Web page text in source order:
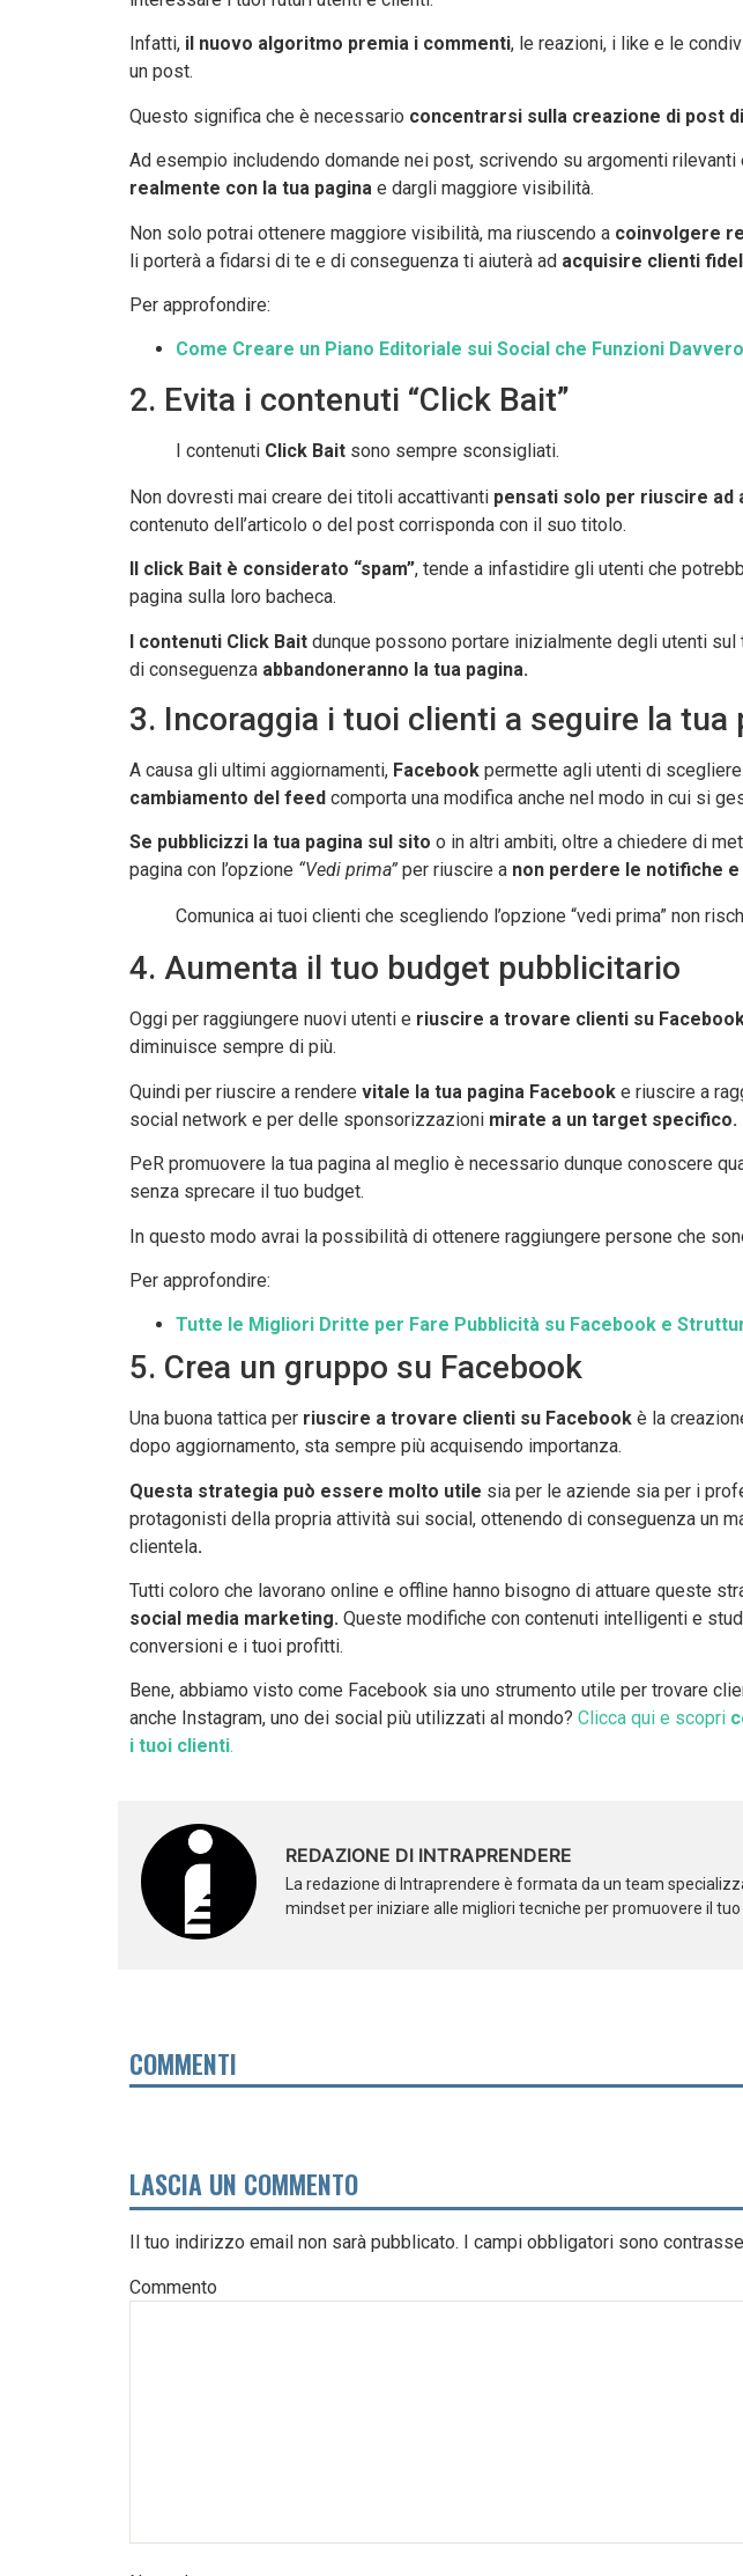
Infatti, il nuovo algoritmo premia i commenti, le reazioni, i like e le
un post.
Questo significa che è necessario concentrarsi sulla creazione di post
Ad esempio includendo domande nei post, scrivendo su argomenti rilevanti
realmente con la tua pagina e dargli maggiore visibilità.
Non solo potrai ottenere maggiore visibilità, ma riuscendo a coinvolgere
li porterà a fidarsi di te e di conseguenza ti aiuterà ad acquisire clienti
Per approfondire:
Come Creare un Piano Editoriale sui Social che Funzioni
2. Evita i contenuti “Click Bait”
I contenuti Click Bait sono sempre sconsigliati.
Non dovresti mai creare dei titoli accattivanti pensati solo per riuscire ad
contenuto dell’articolo o del post corrisponda con il suo titolo.
Il click Bait è considerato “spam”, tende a infastidire gli utenti che
pagina sulla loro bacheca.
I contenuti Click Bait dunque possono portare inizialmente degli utenti sul
di conseguenza abbandoneranno la tua pagina.
3. Incoraggia i tuoi clienti a seguire la tua
A causa gli ultimi aggiornamenti, Facebook permette agli utenti di
cambiamento del feed comporta una modifica anche nel modo in cui si
Se pubblicizzi la tua pagina sul sito o in altri ambiti, oltre a chiedere di
pagina con l’opzione “Vedi prima” per riuscire a non perdere le notifiche
Comunica ai tuoi clienti che scegliendo l’opzione “vedi prima” non
4. Aumenta il tuo budget pubblicitario
Oggi per raggiungere nuovi utenti e riuscire a trovare clienti su
diminuisce sempre di più.
Quindi per riuscire a rendere vitale la tua pagina Facebook e riuscire a
social network e per delle sponsorizzazioni mirate a un target specifico.
PeR promuovere la tua pagina al meglio è necessario dunque conoscere
senza sprecare il tuo budget.
In questo modo avrai la possibilità di ottenere raggiungere persone che
Per approfondire:
Tutte le Migliori Dritte per Fare Pubblicità su Facebook e
5. Crea un gruppo su Facebook
Una buona tattica per riuscire a trovare clienti su Facebook è la
dopo aggiornamento, sta sempre più acquisendo importanza.
Questa strategia può essere molto utile sia per le aziende sia per i
protagonisti della propria attività sui social, ottenendo di conseguenza un
clientela.
Tutti coloro che lavorano online e offline hanno bisogno di attuare queste
social media marketing. Queste modifiche con contenuti intelligenti e
conversioni e i tuoi profitti.
Bene, abbiamo visto come Facebook sia uno strumento utile per trovare
anche Instagram, uno dei social più utilizzati al mondo? Clicca qui e scopri
i tuoi clienti.
REDAZIONE DI INTRAPRENDERE
La redazione di Intraprendere è formata da un team
mindset per iniziare alle migliori tecniche per promuovere il tuo
COMMENTI
LASCIA UN COMMENTO
Il tuo indirizzo email non sarà pubblicato. I campi obbligatori sono
Commento